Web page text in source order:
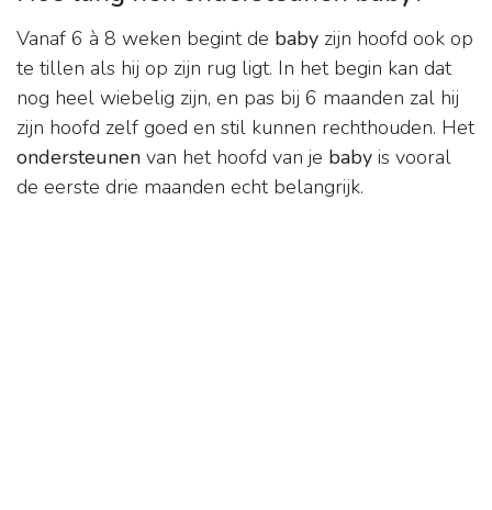
Vanaf 6 à 8 weken begint de baby zijn hoofd ook op
te tillen als hij op zijn rug ligt. In het begin kan dat
nog heel wiebelig zijn, en pas bij 6 maanden zal hij
zijn hoofd zelf goed en stil kunnen rechthouden. Het
ondersteunen van het hoofd van je baby is vooral
de eerste drie maanden echt belangrijk.